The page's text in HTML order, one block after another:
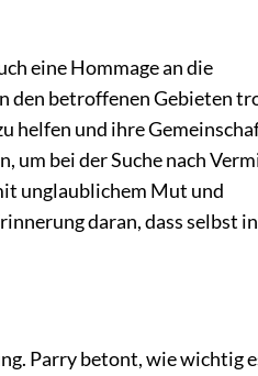
eine Hommage an die
den betroffenen Gebieten
helfen und ihre
um bei der Suche nach
unglaublichem Mut und
daran, dass selbst
Parry betont, wie wichtig